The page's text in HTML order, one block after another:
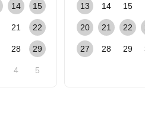
14 15
21 22
28 29
4 5
13 14 15
20 21 22
27 28 29